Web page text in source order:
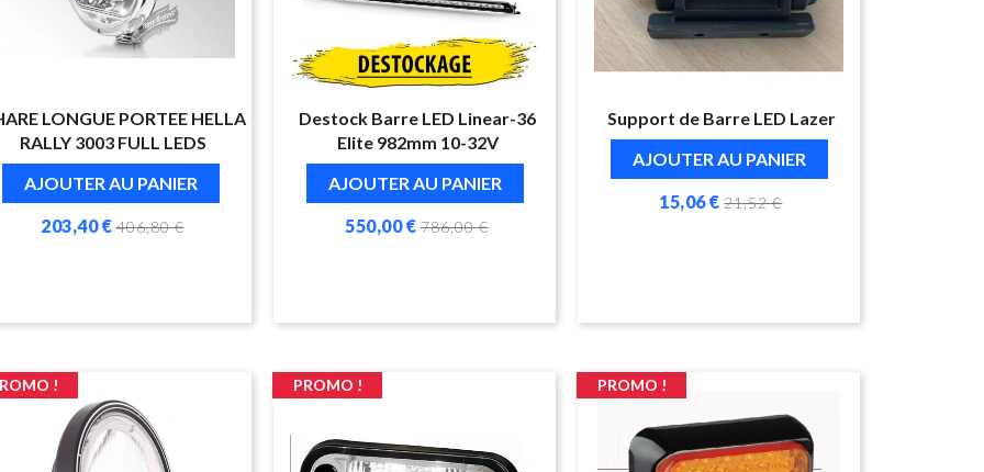
LONGUE PORTEE HELLA
RALLY 3003 FULL LEDS
AJOUTER AU PANIER
203,40 € 406,80 €
Destock Barre LED Linear-36
Elite 982mm 10-32V
AJOUTER AU PANIER
550,00 € 786,00 €
Support de Barre LED Lazer
AJOUTER AU PANIER
15,06 € 21,52 €
! PROMO ! PROMO !